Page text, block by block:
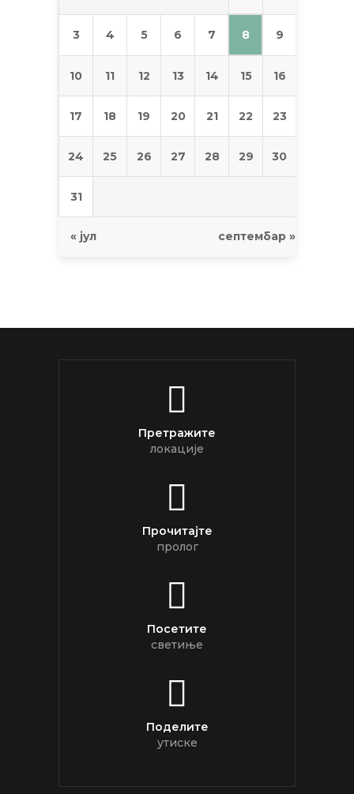
3 4 5 6 7 8 9
10 11 12 13 14 15 16
17 18 19 20 21 22 23
24 25 26 27 28 29 30
31
« јул септембар »
Претражите
локације
Прочитајте
пролог
Посетите
светиње
Поделите
утиске